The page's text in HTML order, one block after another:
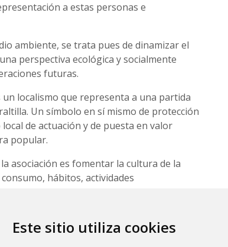
Este sitio utiliza cookies
a estas personas e
ambiente, se trata pues de dinamizar el
perspectiva ecológica y socialmente
futuras.
un localismo que representa a una partida
Un símbolo en sí mismo de protección
de actuación y de puesta en valor
popular.
asociación es fomentar la cultura de la
hábitos, actividades
saberes populares y desarrollando
de la soberanía alimentaria y de
para los jóvenes originarios de la
de las ciudades.